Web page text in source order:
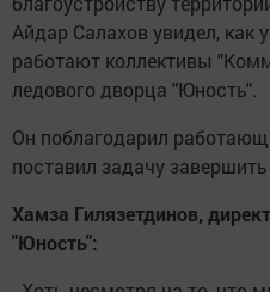
Айдар Салахов увидел, как
работают коллективы
ледового дворца "Юность".
Он поблагодарил
поставил задачу
Хамза Гилязетдинов,
"Юность":